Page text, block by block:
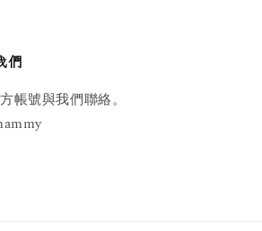
們
帳號與我們聯絡。